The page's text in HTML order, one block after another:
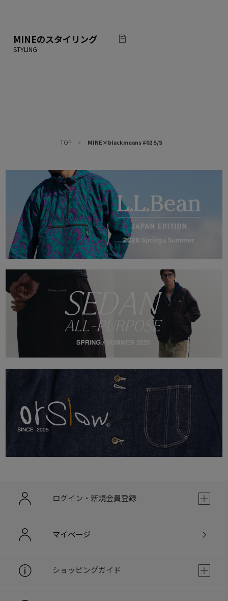
MINEのスタイリング
TOP > MINE×blackmeans #02 S/S
ログイン・新規会員登録
マイページ
ショッピングガイド